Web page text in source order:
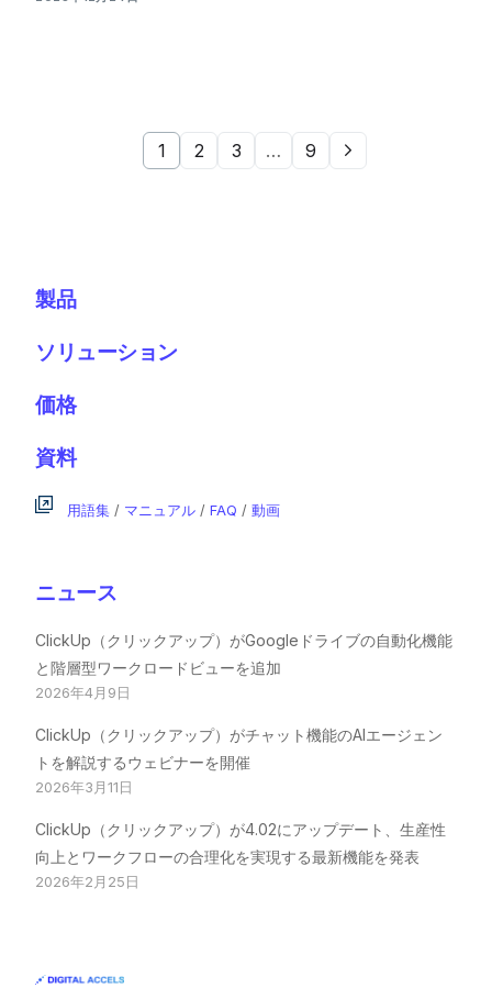
1 2 3 … 9
製品
ソリューション
価格
資料
用語集 / マニュアル /FAQ /動画
ニュース
ClickUp（クリックアップ）がGoogleドライブの自動化機能
と階層型ワークロードビューを追加
2026年4月9日
ClickUp（クリックアップ）がチャット機能のAIエージェン
トを解説するウェビナーを開催
2026年3月11日
ClickUp（クリックアップ）が4.02にアップデート、生産性
向上とワークフローの合理化を実現する最新機能を発表
2026年2月25日